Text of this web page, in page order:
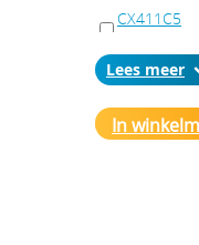
CX411C5
Thru-beam
m
op aanvraag
CX411J
Lees
In